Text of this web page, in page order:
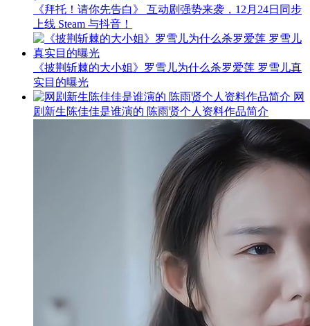
《拜托！请你先告白》 互动剧强势来袭，12月24日同步
上线 Steam 与抖音！
《披荆斩棘的大小姐》罗雪儿为什么杀罗爱莲 罗雪儿真
实目的曝光
网
剧新生陈佳佳是谁演的 陈雨贤个人资料作品简介